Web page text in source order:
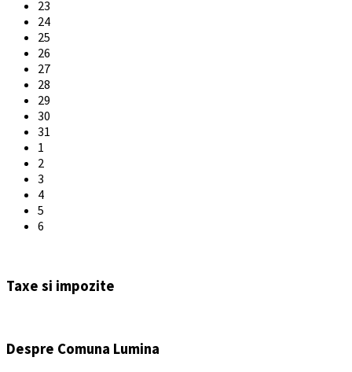
23
24
25
26
27
28
29
30
31
1
2
3
4
5
6
calendar
Taxe si impozite
Despre Comuna Lumina